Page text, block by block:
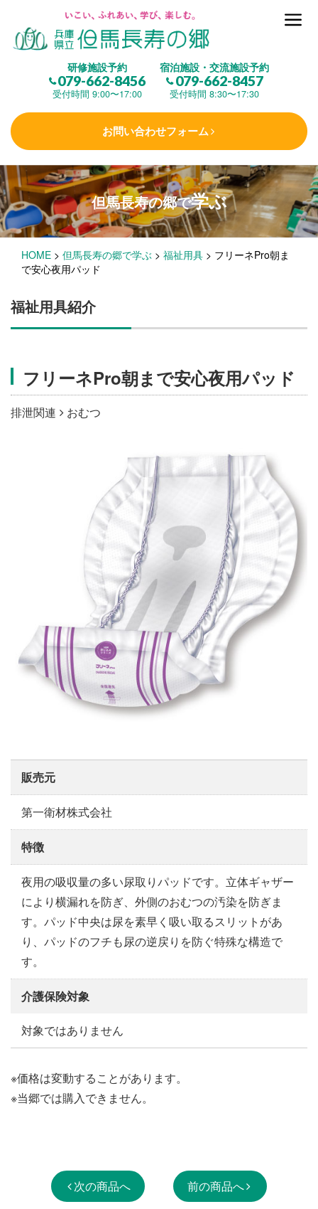
研修施設予約
079-662-8456
受付時間 9:00〜17:00
宿泊施設・交流施設予約
079-662-8457
受付時間 8:30〜17:30
お問い合わせフォーム
但馬長寿の郷とは
(研修施設)
楽しむ
学 ぶ(健康福祉)
泊まる(宿泊)
施設・料金
アクセス
但馬長寿の郷で学ぶ
HOME > 但馬長寿の郷で学ぶ > 福祉用具 > フリーネPro朝ま
で安心夜用パッド
福祉用具紹介
フリーネPro朝まで安心夜用パッド
排泄関連 おむつ
販売元
第一衛材株式会社
特徴
夜用の吸収量の多い尿取りパッドです。立体ギャザー
により横漏れを防ぎ、外側のおむつの汚染を防ぎま
す。パッド中央は尿を素早く吸い取るスリットがあ
り、パッドのフチも尿の逆戻りを防ぐ特殊な構造で
す。
介護保険対象
対象ではありません
※価格は変動することがあります。
※当郷では購入できません。
次の商品へ 前の商品へ